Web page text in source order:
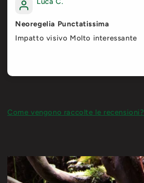
Neoregelia Punctatissima
Impatto visivo Molto interessante
Come vengono raccolte le recensioni?